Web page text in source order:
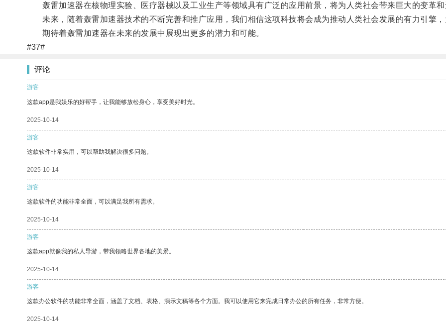
轰雷加速器在核物理实验、医疗器械以及工业生产等领域具有广泛的应用前景，将为人类社会带来巨大的变革和
未来，随着轰雷加速器技术的不断完善和推广应用，我们相信这项科技将会成为推动人类社会发展的有力引擎，
期待着轰雷加速器在未来的发展中展现出更多的潜力和可能。
#37#
评论
游客
这款app是我娱乐的好帮手，让我能够放松身心，享受美好时光。
2025-10-14
游客
这款软件非常实用，可以帮助我解决很多问题。
2025-10-14
游客
这款软件的功能非常全面，可以满足我所有需求。
2025-10-14
游客
这款app就像我的私人导游，带我领略世界各地的美景。
2025-10-14
游客
这款办公软件的功能非常全面，涵盖了文档、表格、演示文稿等各个方面。我可以使用它来完成日常办公的所有任务，非常方便。
2025-10-14